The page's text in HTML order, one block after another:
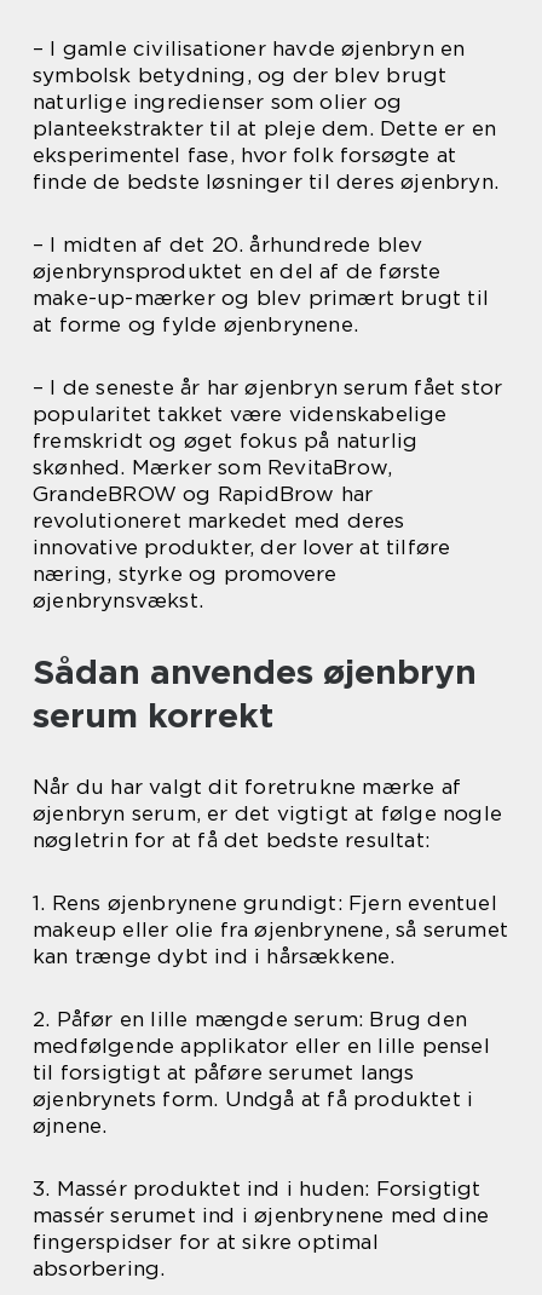
– I gamle civilisationer havde øjenbryn en
symbolsk betydning, og der blev brugt
naturlige ingredienser som olier og
planteekstrakter til at pleje dem. Dette er en
eksperimentel fase, hvor folk forsøgte at
finde de bedste løsninger til deres øjenbryn.
– I midten af det 20. århundrede blev
øjenbrynsproduktet en del af de første
make-up-mærker og blev primært brugt til
at forme og fylde øjenbrynene.
– I de seneste år har øjenbryn serum fået stor
popularitet takket være videnskabelige
fremskridt og øget fokus på naturlig
skønhed. Mærker som RevitaBrow,
GrandeBROW og RapidBrow har
revolutioneret markedet med deres
innovative produkter, der lover at tilføre
næring, styrke og promovere
øjenbrynsvækst.
Sådan anvendes øjenbryn
serum korrekt
Når du har valgt dit foretrukne mærke af
øjenbryn serum, er det vigtigt at følge nogle
nøgletrin for at få det bedste resultat:
1. Rens øjenbrynene grundigt: Fjern eventuel
makeup eller olie fra øjenbrynene, så serumet
kan trænge dybt ind i hårsækkene.
2. Påfør en lille mængde serum: Brug den
medfølgende applikator eller en lille pensel
til forsigtigt at påføre serumet langs
øjenbrynets form. Undgå at få produktet i
øjnene.
3. Massér produktet ind i huden: Forsigtigt
massér serumet ind i øjenbrynene med dine
fingerspidser for at sikre optimal
absorbering.